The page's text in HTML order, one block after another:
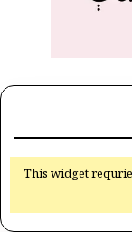
This widget